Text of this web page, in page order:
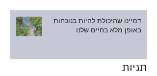
דמיינו שהיכולת להיות בנוכחות
באופן מלא בחיים שלנו
תגיות